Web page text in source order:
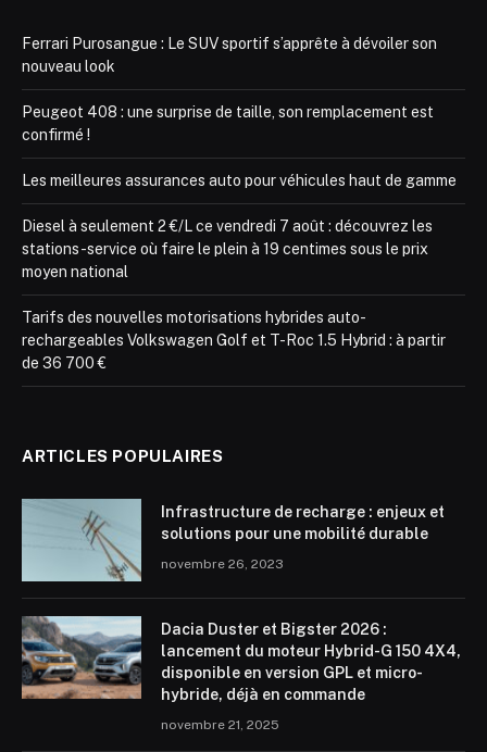
Ferrari Purosangue : Le SUV sportif s’apprête à dévoiler son
nouveau look
Peugeot 408 : une surprise de taille, son remplacement est
confirmé !
Les meilleures assurances auto pour véhicules haut de gamme
Diesel à seulement 2 €/L ce vendredi 7 août : découvrez les
stations-service où faire le plein à 19 centimes sous le prix
moyen national
Tarifs des nouvelles motorisations hybrides auto-
rechargeables Volkswagen Golf et T-Roc 1.5 Hybrid : à partir
de 36 700 €
ARTICLES POPULAIRES
Infrastructure de recharge : enjeux et
solutions pour une mobilité durable
novembre 26, 2023
Dacia Duster et Bigster 2026 :
lancement du moteur Hybrid-G 150 4X4,
disponible en version GPL et micro-
hybride, déjà en commande
novembre 21, 2025